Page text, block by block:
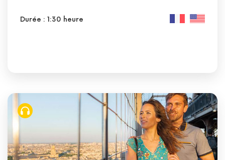
Durée : 1:30 heure